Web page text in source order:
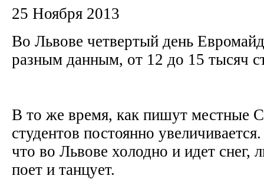
25 Ноября 2013
Во Львове четвертый день
разным данным, от 12 до 15 тысяч
В то же время, как пишут местные
студентов постоянно
что во Львове холодно и идет снег,
поет и танцует.